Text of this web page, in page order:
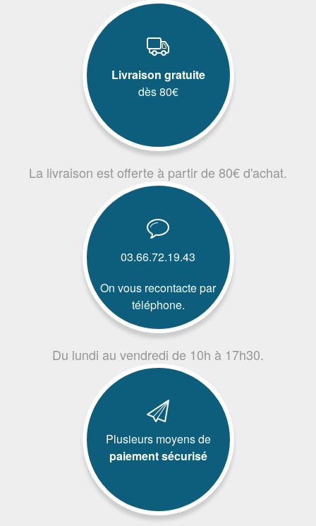
Livraison gratuite
dès 80€
La livraison est offerte à partir de 80€ d'achat.
03.66.72.19.43
On vous recontacte par
téléphone.
Du lundi au vendredi de 10h à 17h30.
Plusieurs moyens de
paiement sécurisé